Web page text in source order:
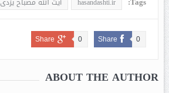
hasandashti.ir آیت الله مصباح یزدی
Share 0
Share 0
ABOUT THE AUTHOR